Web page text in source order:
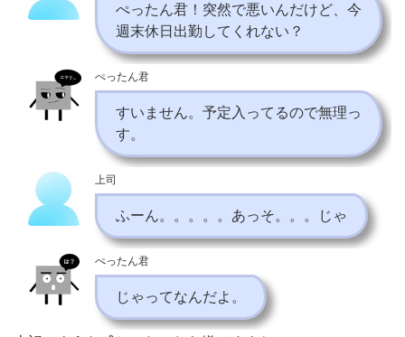
ぺったん君！突然で悪いんだけど、今
週末休日出勤してくれない？
ぺったん君
すいません。予定入ってるので無理っ
す。
上司
ふーん。。。。。あっそ。。。じゃ
ぺったん君
じゃってなんだよ。